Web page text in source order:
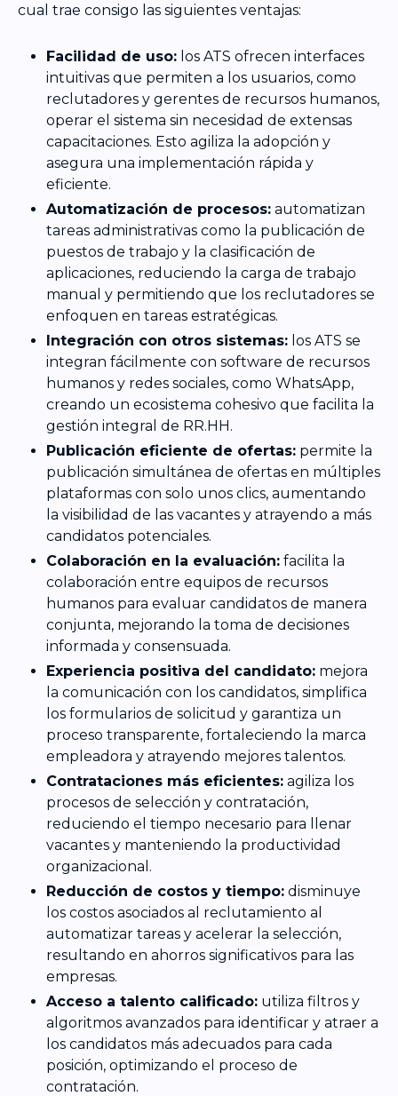
cual trae consigo las siguientes ventajas:
Facilidad de uso: los ATS ofrecen interfaces
intuitivas que permiten a los usuarios, como
reclutadores y gerentes de recursos humanos,
operar el sistema sin necesidad de extensas
capacitaciones. Esto agiliza la adopción y
asegura una implementación rápida y
eficiente.
Automatización de procesos: automatizan
tareas administrativas como la publicación de
puestos de trabajo y la clasificación de
aplicaciones, reduciendo la carga de trabajo
manual y permitiendo que los reclutadores se
enfoquen en tareas estratégicas.
Integración con otros sistemas: los ATS se
integran fácilmente con software de recursos
humanos y redes sociales, como WhatsApp,
creando un ecosistema cohesivo que facilita la
gestión integral de RR.HH.
Publicación eficiente de ofertas: permite la
publicación simultánea de ofertas en múltiples
plataformas con solo unos clics, aumentando
la visibilidad de las vacantes y atrayendo a más
candidatos potenciales.
Colaboración en la evaluación: facilita la
colaboración entre equipos de recursos
humanos para evaluar candidatos de manera
conjunta, mejorando la toma de decisiones
informada y consensuada.
Experiencia positiva del candidato: mejora
la comunicación con los candidatos, simplifica
los formularios de solicitud y garantiza un
proceso transparente, fortaleciendo la marca
empleadora y atrayendo mejores talentos.
Contrataciones más eficientes: agiliza los
procesos de selección y contratación,
reduciendo el tiempo necesario para llenar
vacantes y manteniendo la productividad
organizacional.
Reducción de costos y tiempo: disminuye
los costos asociados al reclutamiento al
automatizar tareas y acelerar la selección,
resultando en ahorros significativos para las
empresas.
Acceso a talento calificado: utiliza filtros y
algoritmos avanzados para identificar y atraer a
los candidatos más adecuados para cada
posición, optimizando el proceso de
contratación.